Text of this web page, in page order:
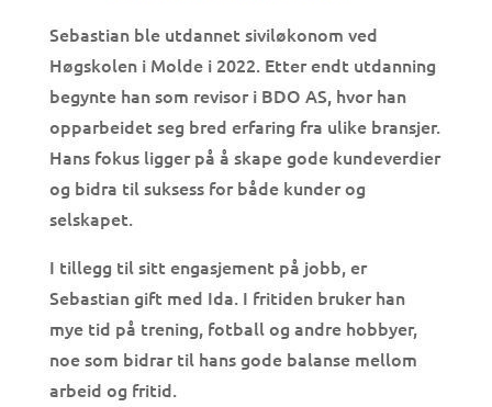
Sebastian ble utdannet siviløkonom ved
Høgskolen i Molde i 2022. Etter endt utdanning
begynte han som revisor i BDO AS, hvor han
opparbeidet seg bred erfaring fra ulike bransjer.
Hans fokus ligger på å skape gode kundeverdier
og bidra til suksess for både kunder og
selskapet.
I tillegg til sitt engasjement på jobb, er
Sebastian gift med Ida. I fritiden bruker han
mye tid på trening, fotball og andre hobbyer,
noe som bidrar til hans gode balanse mellom
arbeid og fritid.